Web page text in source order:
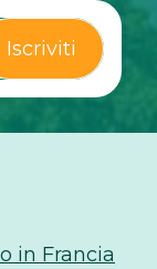
Iscriviti
in Francia